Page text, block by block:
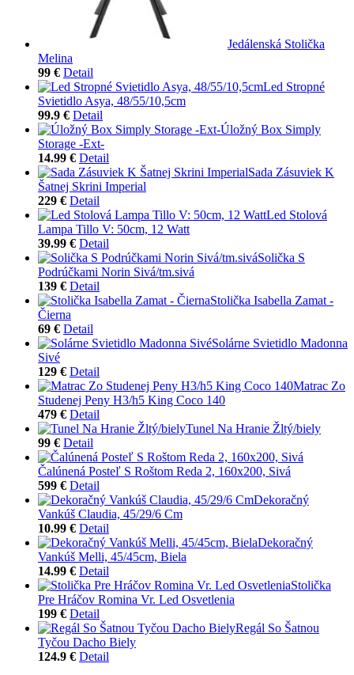
Jedálenská Stolička
Melina
99 € Detail
Led Stropné
Svietidlo Asya, 48/55/10,5cm
99.9 € Detail
Úložný Box Simply
Storage -Ext-
14.99 € Detail
Sada Zásuviek K
Šatnej Skrini Imperial
229 € Detail
Led Stolová
Lampa Tillo V: 50cm, 12 Watt
39.99 € Detail
Solička S
Podrúčkami Norin Sivá/tm.sivá
139 € Detail
Stolička Isabella Zamat -
Čierna
69 € Detail
Solárne Svietidlo Madonna
Sivé
129 € Detail
Matrac Zo
Studenej Peny H3/h5 King Coco 140
479 € Detail
Tunel Na Hranie Žltý/biely
99 € Detail
Čalúnená Posteľ S Roštom Reda 2, 160x200, Sivá
599 € Detail
Dekoračný
Vankúš Claudia, 45/29/6 Cm
10.99 € Detail
Dekoračný
Vankúš Melli, 45/45cm, Biela
14.99 € Detail
Stolička
Pre Hráčov Romina Vr. Led Osvetlenia
199 € Detail
Regál So Šatnou
Tyčou Dacho Biely
124.9 € Detail